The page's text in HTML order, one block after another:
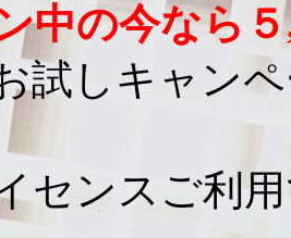
中の今なら
試しキャン
センスご利